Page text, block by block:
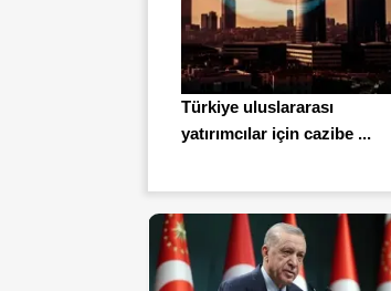
Türkiye uluslararası
yatırımcılar için cazibe ...